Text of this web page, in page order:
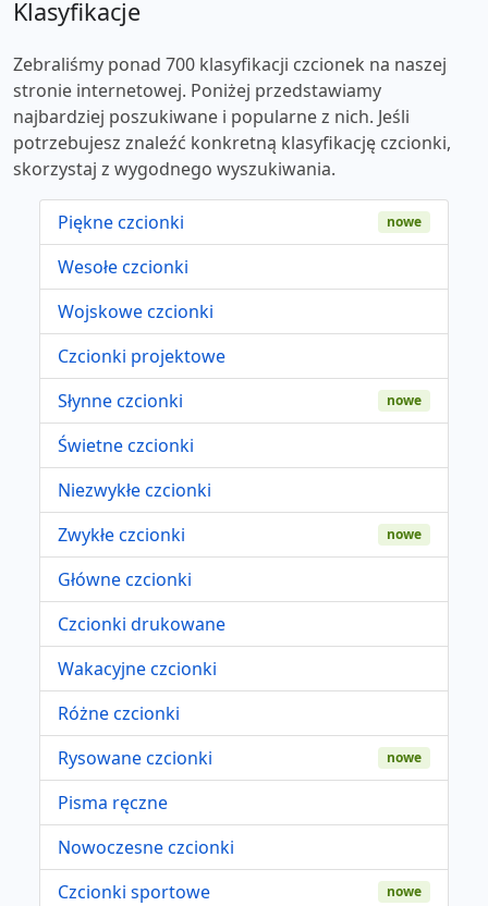
Klasyfikacje
Zebraliśmy ponad 700 klasyfikacji czcionek na naszej
stronie internetowej. Poniżej przedstawiamy
najbardziej poszukiwane i popularne z nich. Jeśli
potrzebujesz znaleźć konkretną klasyfikację czcionki,
skorzystaj z wygodnego wyszukiwania.
Piękne czcionki nowe
Wesołe czcionki
Wojskowe czcionki
Czcionki projektowe
Słynne czcionki
nowe
Świetne czcionki
Niezwykłe czcionki
Zwykłe czcionki
nowe
Główne czcionki
Czcionki drukowane
Wakacyjne czcionki
Różne czcionki
Rysowane czcionki
nowe
Pisma ręczne
Nowoczesne czcionki
Czcionki sportowe
nowe